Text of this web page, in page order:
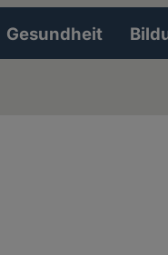
Gesundheit